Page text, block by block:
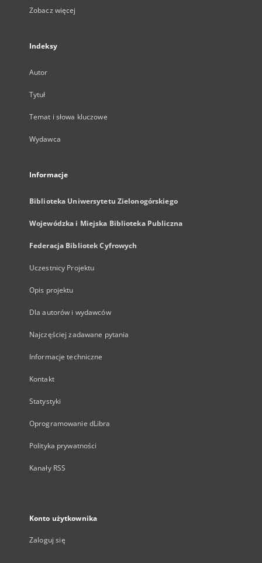
Zobacz więcej
Indeksy
Autor
Tytuł
Temat i słowa kluczowe
Wydawca
Informacje
Biblioteka Uniwersytetu Zielonogórskiego
Wojewódzka i Miejska Biblioteka Publiczna
Federacja Bibliotek Cyfrowych
Uczestnicy Projektu
Opis projektu
Dla autorów i wydawców
Najczęściej zadawane pytania
Informacje techniczne
Kontakt
Statystyki
Oprogramowanie dLibra
Polityka prywatności
Kanały RSS
Konto użytkownika
Zaloguj się